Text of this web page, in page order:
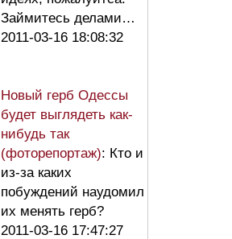
Займитесь делами…
2011-03-16 18:08:32
Новый герб Одессы
будет выглядеть как-
нибудь так
(фоторепортаж): Кто и
из-за каких
побуждений наудомил
их менять герб?
2011-03-16 17:47:27